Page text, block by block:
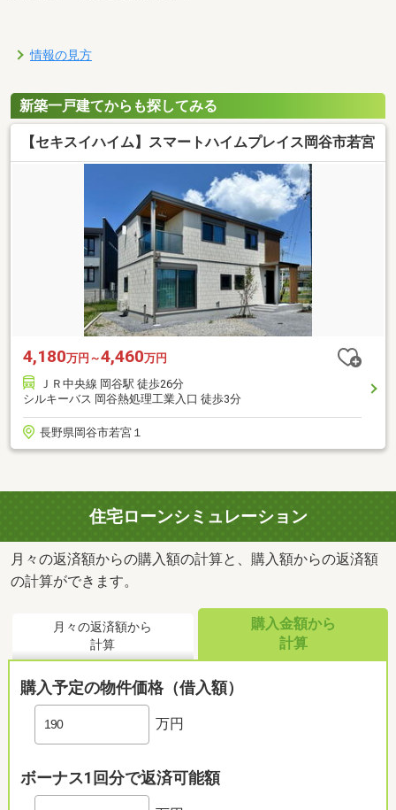
情報の見方
新築一戸建てからも探してみる
【セキスイハイム】スマートハイムプレイス岡谷市若宮
4,180万円～4,460万円
ＪＲ中央線 岡谷駅 徒歩26分
シルキーバス 岡谷熱処理工業入口 徒歩3分
長野県岡谷市若宮１
住宅ローンシミュレーション
月々の返済額からの購入額の計算と、購入額からの返済額
の計算ができます。
月々の返済額から
計算
購入金額から
計算
購入予定の物件価格（借入額）
万円
ボーナス1回分で返済可能額